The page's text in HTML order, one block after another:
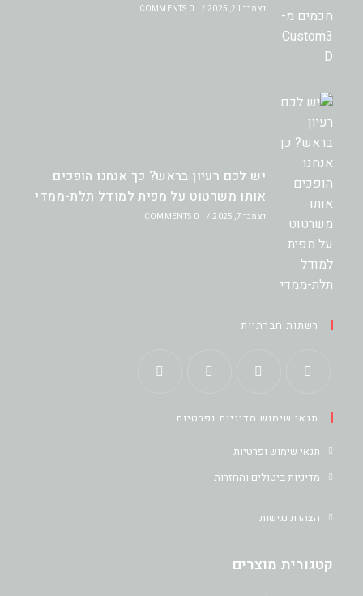
דצמבר 21, 2025 /
0 COMMENTS
יש לכם רעיון בראש? כך אנחנו הופכים
אותו משרטוט על מפית למודל תלת-ממדי
דצמבר 7, 2025 /
0 COMMENTS
רשתות חברתיות
in
a
tab
in
tab
in
tab
in
תנאי שימוש מדיניות ופרטיות
תנאי שימוש ופרטיות
מדיניות ביטולים והחזרות
הצהרת נגישות
קטגורית מוצרים